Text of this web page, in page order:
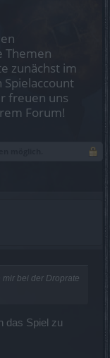
Themen
zunächst im
Spielaccount
freuen uns
Forum!
mir bei der Droprate
das Spiel zu